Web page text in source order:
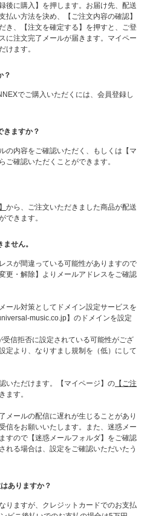
後に購入】を押します。お届け先、配送
払い方法を決め、【ご注文内容の確認】
き、【注文を確定する】を押すと、ご登
に注文完了メールが届きます。マイペー
けます。
？
でご購入いただくには、会員登録し
きますか？
の内容をご確認いただく、もしくは【マ
ご確認いただくことができます。
から、ご注文いただきました商品が配送
できます。
せん。
スが間違っている可能性がありますので
更・解除】よりメールアドレスをご確認
ール対策としてドメイン設定サービスを
music.co.jp】のドメインを設定
信拒否に設定されている可能性がござ
定より、なりすまし規制を（低）にして
いただけます。【マイページ】の 【ご注
ます。
メールの配信に遅れが生じることがあり
信をお願いいたします。また、迷惑メー
すので【迷惑メールフォルダ】をご確認
れる場合は、設定をご確認いただいたう
ありますか？
りますが、クレジットカードでのお支払